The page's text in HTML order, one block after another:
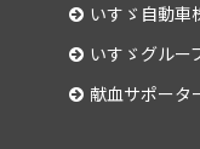
いすゞ自動車
いすゞグルー
献血サポータ